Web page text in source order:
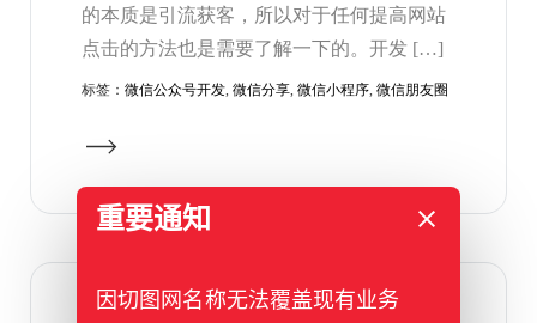
的本质是引流获客，所以对于任何提高网站
点击的方法也是需要了解一下的。开发 […]
标签： 微信公众号开发, 微信分享, 微信小程序, 微信朋友圈
重要通知
因切图网名称无法覆盖现有业务